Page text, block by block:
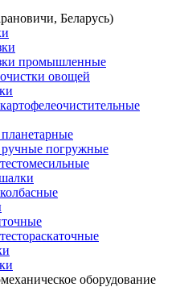
Беларусь)
промышленные
овощей
погружные
оборудование